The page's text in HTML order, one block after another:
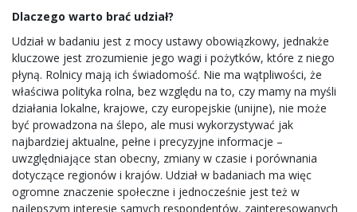
Dlaczego warto brać udział?
Udział w badaniu jest z mocy ustawy obowiązkowy, jednakże
kluczowe jest zrozumienie jego wagi i pożytków, które z niego
płyną. Rolnicy mają ich świadomość. Nie ma wątpliwości, że
właściwa polityka rolna, bez względu na to, czy mamy na myśli
działania lokalne, krajowe, czy europejskie (unijne), nie może
być prowadzona na ślepo, ale musi wykorzystywać jak
najbardziej aktualne, pełne i precyzyjne informacje –
uwzględniające stan obecny, zmiany w czasie i porównania
dotyczące regionów i krajów. Udział w badaniach ma więc
ogromne znaczenie społeczne i jednocześnie jest też w
najlepszym interesie samych respondentów, zainteresowanych